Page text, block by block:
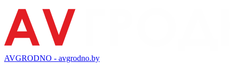
AVGRODNO - avgrodno.by